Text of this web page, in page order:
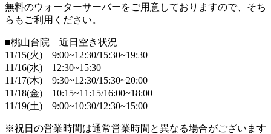
無料のウォーターサーバーをご用意しておりますので、そち
らもご利用ください。
■桃山台院 近日空き状況
11/15(火) 9:00~12:30/15:30~19:30
11/16(水) 12:30~15:30
11/17(木) 9:30~12:30/15:30~20:00
11/18(金) 10:15~11:15/16:00~18:00
11/19(土) 9:00~10:30/12:30~15:00
※祝日の営業時間は通常営業時間と異なる場合がございます